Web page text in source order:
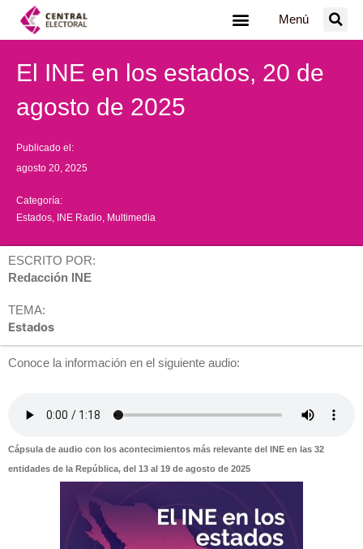
Menú
El INE en los estados, 20 de
agosto de 2025
Publicado el:
agosto 20, 2025
Categoría:
Estados INE Radio Multimedia
ESCRITO POR:
Redacción INE
TEMA:
Estados
Conoce la información en el siguiente audio:
Cápsula de audio con los acontecimientos más relevante del INE en las 32
entidades de la República, del 13 al 19 de agosto de 2025